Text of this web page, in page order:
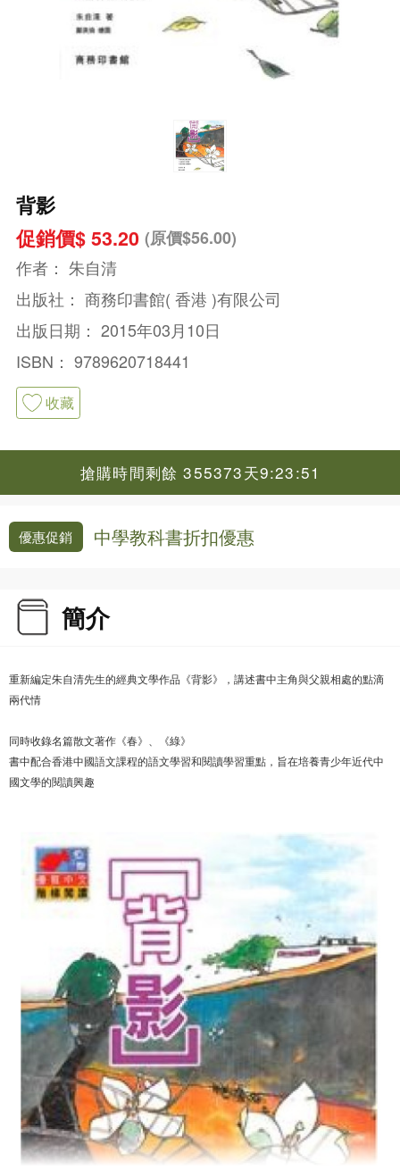
背影
促銷價$ 53.20 (原價$56.00)
作者： 朱自清
出版社： 商務印書館( 香港 )有限公司
出版日期： 2015年03月10日
ISBN： 9789620718441
收藏
搶購時間剩餘 355373天9:23:50
優惠促銷 中學教科書折扣優惠
簡介
重新編定朱自清先生的經典文學作品《背影》，講述書中主角與父親相處的點滴
兩代情
同時收錄名篇散文著作《春》、《綠》
書中配合香港中國語文課程的語文學習和閱讀學習重點，旨在培養青少年近代中
國文學的閱讀興趣